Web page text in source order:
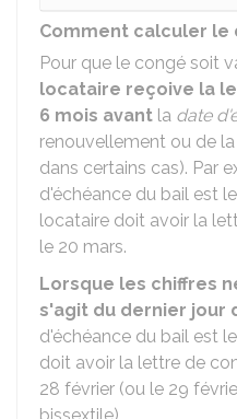
Comment calculer le
Pour que le congé soit
locataire reçoive la
6 mois avant la date
renouvellement ou de la
dans certains cas). Par
d'échéance du bail est
locataire doit avoir la
le 20 mars.
Lorsque les chiffres
s'agit du dernier jour
d'échéance du bail est
doit avoir la lettre de
28 février (ou le 29